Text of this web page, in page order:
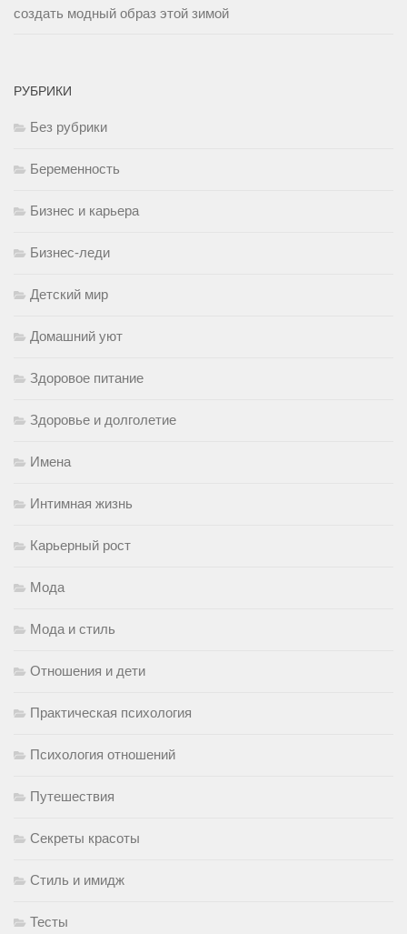
создать модный образ этой зимой
РУБРИКИ
Без рубрики
Беременность
Бизнес и карьера
Бизнес-леди
Детский мир
Домашний уют
Здоровое питание
Здоровье и долголетие
Имена
Интимная жизнь
Карьерный рост
Мода
Мода и стиль
Отношения и дети
Практическая психология
Психология отношений
Путешествия
Секреты красоты
Стиль и имидж
Тесты